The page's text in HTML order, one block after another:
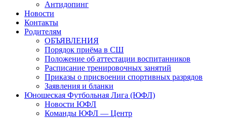
Антидопинг
Новости
Контакты
Родителям
ОБЪЯВЛЕНИЯ
Порядок приёма в СШ
Положение об аттестации воспитанников
Расписание тренировочных занятий
Приказы о присвоении спортивных разрядов
Заявления и бланки
Юношеская Футбольная Лига (ЮФЛ)
Новости ЮФЛ
Команды ЮФЛ — Центр